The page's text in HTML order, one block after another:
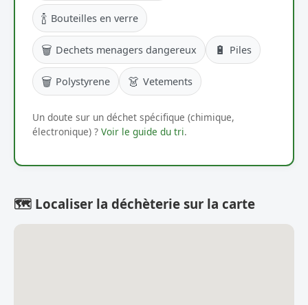
🍾 Bouteilles en verre
🗑️ Dechets menagers dangereux 🔋 Piles
🗑️ Polystyrene 👗 Vetements
Un doute sur un déchet spécifique (chimique,
électronique) ? Voir le guide du tri.
🗺️ Localiser la déchèterie sur la carte